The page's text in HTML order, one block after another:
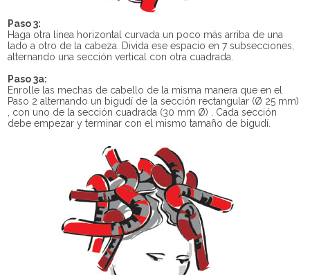
Paso 3:
Haga otra línea horizontal curvada un poco más arriba de una
lado a otro de la cabeza. Divida ese espacio en 7 subsecciones,
alternando una sección vertical con otra cuadrada.
Paso 3a:
Enrolle las mechas de cabello de la misma manera que en el
Paso 2 alternando un bigudí de la sección rectangular (Ø 25 mm)
, con uno de la sección cuadrada (30 mm Ø) . Cada sección
debe empezar y terminar con el mismo tamaño de bigudí.